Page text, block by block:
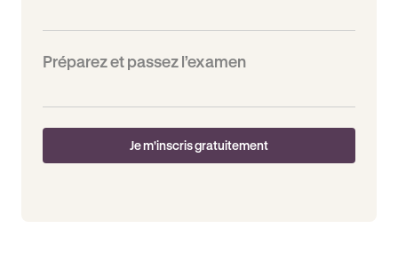
Préparez et passez l’examen
Je m'inscris gratuitement